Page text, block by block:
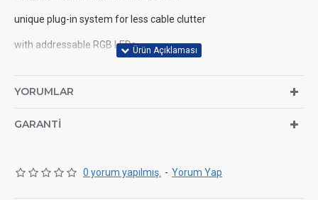
unique plug-in system for less cable clutter
with addressable RGB LEDs
max. 1,600 rpm
max. 121.65 m³/h flow rate
YORUMLAR
GARANTI
0 yorum yapılmış. - Yorum Yap